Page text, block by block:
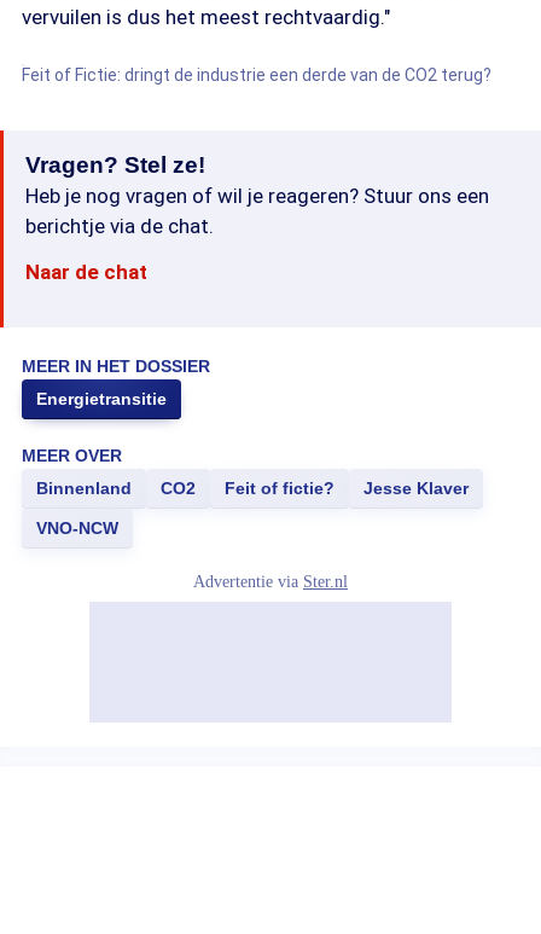
vervuilen is dus het meest rechtvaardig."
Feit of Fictie: dringt de industrie een derde van de CO2 terug?
Vragen? Stel ze!
Heb je nog vragen of wil je reageren? Stuur ons een
berichtje via de chat.
Naar de chat
MEER IN HET DOSSIER
Energietransitie
MEER OVER
Binnenland
CO2 Feit of fictie? Jesse Klaver
VNO-NCW
Advertentie via Ster.nl